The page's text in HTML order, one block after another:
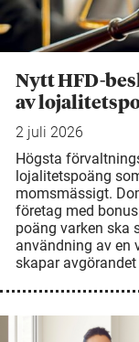
Nytt HFD-
av
2 juli 2026
Högsta
lojalitetspoäng
momsmässigt.
företag med
poäng varken ska
användning av en
skapar